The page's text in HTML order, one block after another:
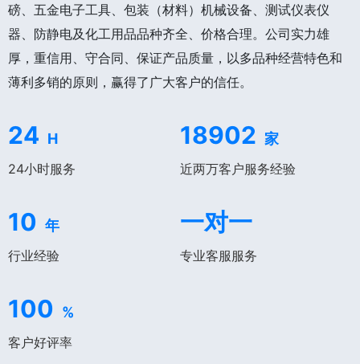
磅、五金电子工具、包装（材料）机械设备、测试仪表仪
器、防静电及化工用品品种齐全、价格合理。公司实力雄
厚，重信用、守合同、保证产品质量，以多品种经营特色和
薄利多销的原则，赢得了广大客户的信任。
24 H
24小时服务
18902 家
近两万客户服务经验
10 年
行业经验
一对一
专业客服服务
100 %
客户好评率